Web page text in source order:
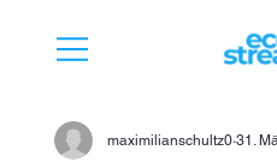
maximilianschultz0 31.